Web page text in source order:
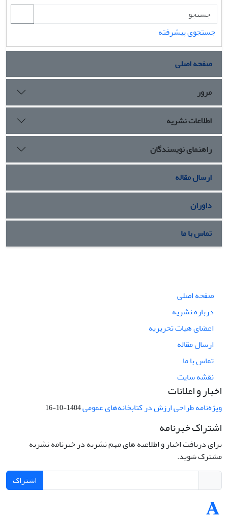
جستجوی پیشرفته
صفحه اصلی
مرور
اطلاعات نشریه
راهنمای نویسندگان
ارسال مقاله
داوران
تماس با ما
صفحه اصلی
درباره نشریه
اعضای هیات تحریریه
ارسال مقاله
تماس با ما
نقشه سایت
اخبار و اعلانات
ویژه‌نامه طراحی ارزش در کتابخانه‌های عمومی1404-10-16
اشتراک خبرنامه
برای دریافت اخبار و اطلاعیه های مهم نشریه در خبرنامه نشریه
مشترک شوید.
اشتراک